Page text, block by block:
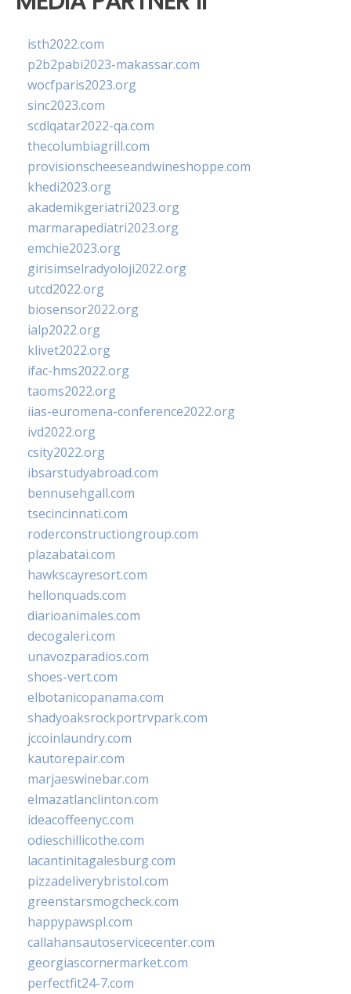
isth2022.com
p2b2pabi2023-makassar.com
wocfparis2023.org
sinc2023.com
scdlqatar2022-qa.com
thecolumbiagrill.com
provisionscheeseandwineshoppe.com
khedi2023.org
akademikgeriatri2023.org
marmarapediatri2023.org
emchie2023.org
girisimselradyoloji2022.org
utcd2022.org
biosensor2022.org
ialp2022.org
klivet2022.org
ifac-hms2022.org
taoms2022.org
iias-euromena-conference2022.org
ivd2022.org
csity2022.org
ibsarstudyabroad.com
bennusehgall.com
tsecincinnati.com
roderconstructiongroup.com
plazabatai.com
hawkscayresort.com
hellonquads.com
diarioanimales.com
decogaleri.com
unavozparadios.com
shoes-vert.com
elbotanicopanama.com
shadyoaksrockportrvpark.com
jccoinlaundry.com
kautorepair.com
marjaeswinebar.com
elmazatlanclinton.com
ideacoffeenyc.com
odieschillicothe.com
lacantinitagalesburg.com
pizzadeliverybristol.com
greenstarsmogcheck.com
happypawspl.com
callahansautoservicecenter.com
georgiascornermarket.com
perfectfit24-7.com